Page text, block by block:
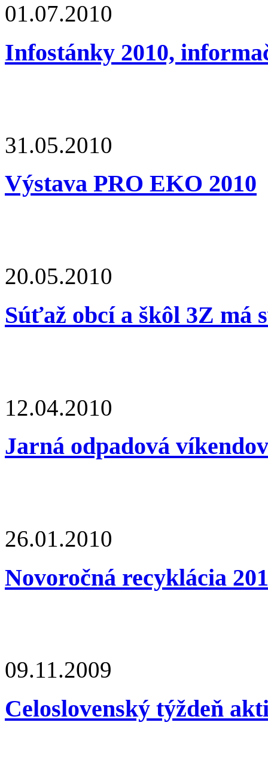
01.07.2010
Infostánky 2010,
31.05.2010
Výstava PRO EKO 2010
20.05.2010
Súťaž obcí a škôl 3Z má
12.04.2010
Jarná odpadová
26.01.2010
Novoročná recyklácia
09.11.2009
Celoslovenský týždeň